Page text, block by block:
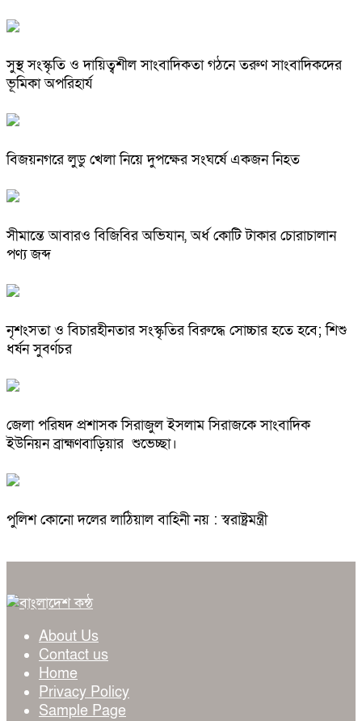
সুস্থ সংস্কৃতি ও দায়িত্বশীল সাংবাদিকতা গঠনে তরুণ সাংবাদিকদের
ভূমিকা অপরিহার্য
বিজয়নগরে লুডু খেলা নিয়ে দুপক্ষের সংঘর্ষে একজন নিহত
সীমান্তে আবারও বিজিবির অভিযান, অর্ধ কোটি টাকার চোরাচালান
পণ্য জব্দ
নৃশংসতা ও বিচারহীনতার সংস্কৃতির বিরুদ্ধে সোচ্চার হতে হবে; শিশু
ধর্ষন সুবর্ণচর
জেলা পরিষদ প্রশাসক সিরাজুল ইসলাম সিরাজকে সাংবাদিক
ইউনিয়ন ব্রাহ্মণবাড়িয়ার শুভেচ্ছা।
পুলিশ কোনো দলের লাঠিয়াল বাহিনী নয় : স্বরাষ্ট্রমন্ত্রী
About Us
Contact us
Home
Privacy Policy
Sample Page